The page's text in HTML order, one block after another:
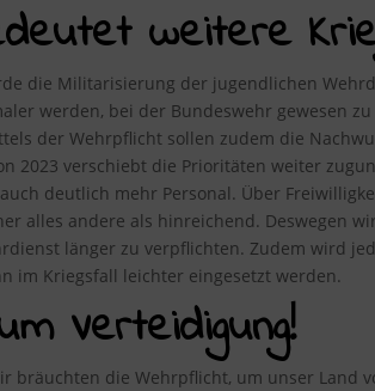
weitere
die Militarisierung der jugendlichen
werden, bei der Bundeswehr gewesen
der Wehrpflicht sollen zudem die
2023 verschiebt die Prioritäten weiter
deutlich mehr Personal. Über
alles andere als hinreichend. Deswegen
länger zu verpflichten. Zudem wird
im Kriegsfall leichter eingesetzt werden.
Verteidigung!
bräuchten die Wehrpflicht, um unser Land